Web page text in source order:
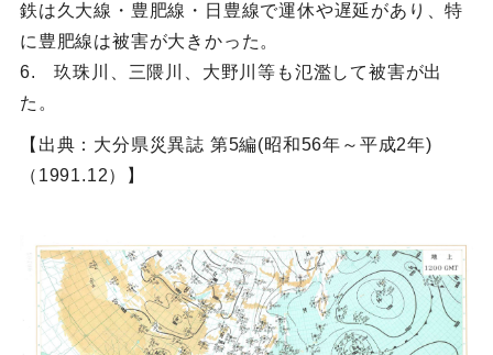
鉄は久大線・豊肥線・日豊線で運休や遅延があり、特
に豊肥線は被害が大きかった。
6. 玖珠川、三隈川、大野川等も氾濫して被害が出
た。
【出典：大分県災異誌 第5編(昭和56年～平成2年)
（1991.12）】